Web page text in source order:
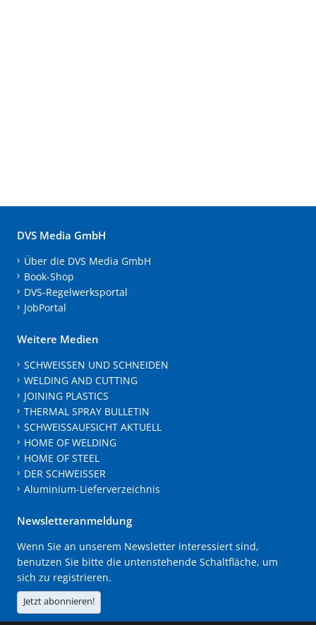
DVS Media GmbH
Über die DVS Media GmbH
Book-Shop
DVS-Regelwerksportal
JobPortal
Weitere Medien
SCHWEISSEN UND SCHNEIDEN
WELDING AND CUTTING
JOINING PLASTICS
THERMAL SPRAY BULLETIN
SCHWEISSAUFSICHT AKTUELL
HOME OF WELDING
HOME OF STEEL
DER SCHWEISSER
Aluminium-Lieferverzeichnis
Newsletteranmeldung
Wenn Sie an unserem Newsletter interessiert sind,
benutzen Sie bitte die untenstehende Schaltfläche, um
sich zu registrieren.
Jetzt abonnieren!